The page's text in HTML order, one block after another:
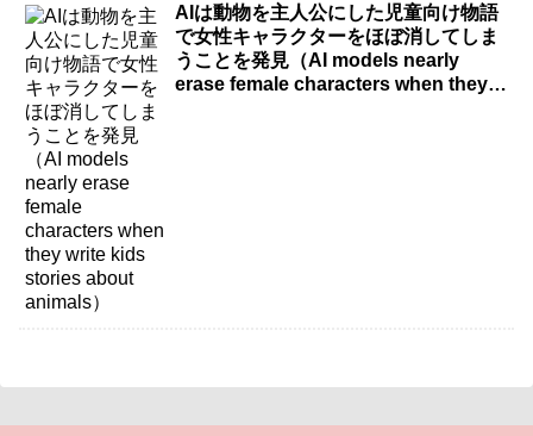
AIは動物を主人公にした児童向け物語
で女性キャラクターをほぼ消してしま
うことを発見（AI models nearly
erase female characters when they